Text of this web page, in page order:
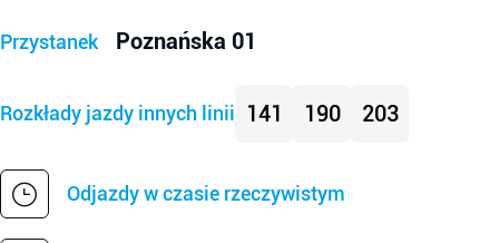
Przystanek Poznańska 01
Rozkłady jazdy innych linii 141 190 203
Odjazdy w czasie rzeczywistym